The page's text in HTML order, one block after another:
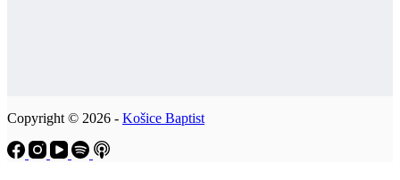
Copyright © 2026 - Košice Baptist